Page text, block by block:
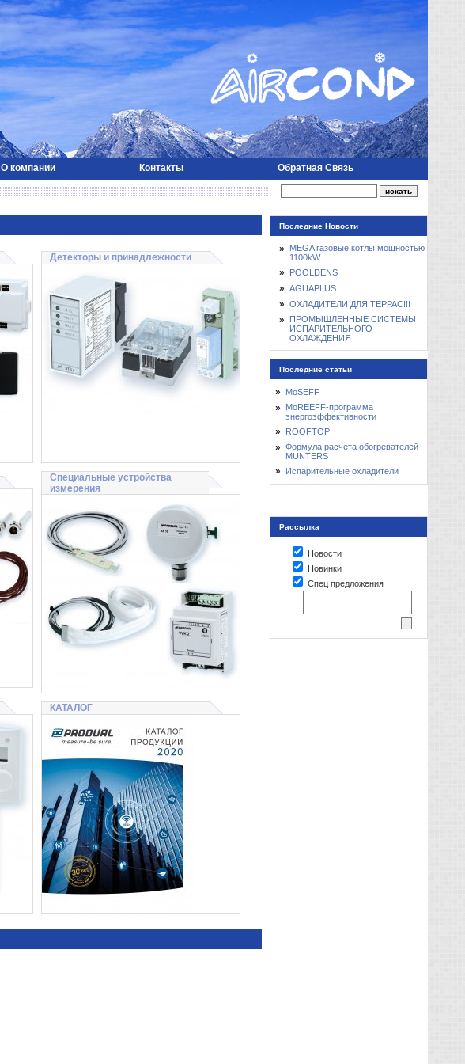
О компании Контакты Обратная Связь
Детекторы и принадлежности
Специальные устройства
измерения
КАТАЛОГ
Последние Новости
»
MEGA газовые котлы мощностью
1100kW
» POOLDENS
» AGUAPLUS
» ОХЛАДИТЕЛИ ДЛЯ ТЕРРАС!!!
»
ПРОМЫШЛЕННЫЕ СИСТЕМЫ
ИСПАРИТЕЛЬНОГО
ОХЛАЖДЕНИЯ
Последние статьи
» MoSEFF
»
MoREEFF-программа
энергоэффективности
» ROOFTOP
» Формула расчета обогревателей
MUNTERS
» Испарительные охладители
Рассылка
Новости
Новинки
Спец предложения